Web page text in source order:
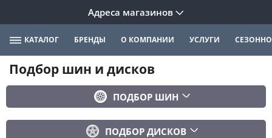
Адреса магазинов
КАТАЛОГ БРЕНДЫ О КОМПАНИИ УСЛУГИ
Подбор шин и дисков
ПОДБОР ШИН
ПОДБОР ДИСКОВ